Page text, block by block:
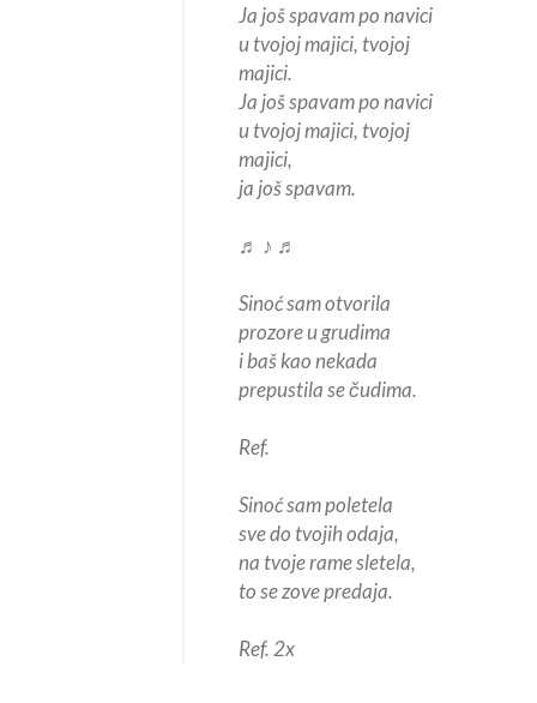
Ja još spavam po navici
u tvojoj majici, tvojoj
majici.
Ja još spavam po navici
u tvojoj majici, tvojoj
majici,
ja još spavam.
♬ ♪ ♬
Sinoć sam otvorila
prozore u grudima
i baš kao nekada
prepustila se čudima.
Ref.
Sinoć sam poletela
sve do tvojih odaja,
na tvoje rame sletela,
to se zove predaja.
Ref. 2x